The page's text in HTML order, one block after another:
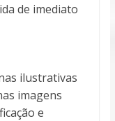
de imediato
ilustrativas
imagens
e